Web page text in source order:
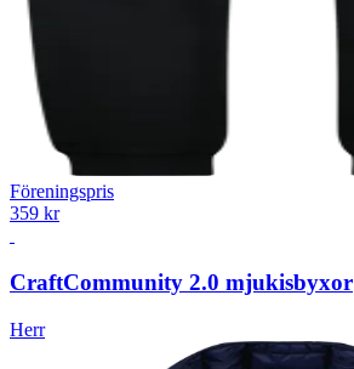
Föreningspris
359 kr
CraftCommunity 2.0 mjukisbyxor
Herr